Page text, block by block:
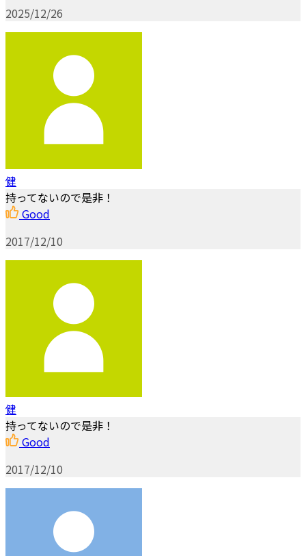
2025/12/26
健
持ってないので是非！
Good
2017/12/10
健
持ってないので是非！
Good
2017/12/10